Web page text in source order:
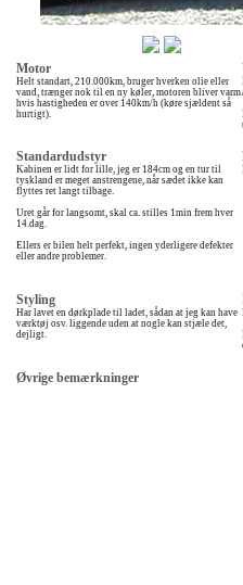
Motor
Helt standart, 210.000km, bruger hverken olie eller
vand, trænger nok til en ny køler, motoren bliver varm
hvis hastigheden er over 140km/h (køre sjældent så
hurtigt).
Standardudstyr
Kabinen er lidt for lille, jeg er 184cm og en tur til
tyskland er meget anstrengene, når sædet ikke kan
flyttes ret langt tilbage.
Uret går for langsomt, skal ca. stilles 1min frem hver
14.dag.
Ellers er bilen helt perfekt, ingen yderligere defekter
eller andre problemer.
Styling
Har lavet en dørkplade til ladet, sådan at jeg kan have
værktøj osv. liggende uden at nogle kan stjæle det,
dejligt.
Øvrige bemærkninger